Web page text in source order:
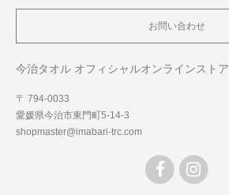
お問い合わせ
今治タオル オフィシャルオンラインストア
〒 794-0033
愛媛県今治市東門町5-14-3
shopmaster@imabari-trc.com